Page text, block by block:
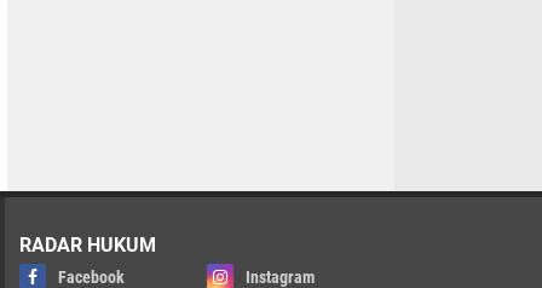
RADAR HUKUM
Facebook
Instagram